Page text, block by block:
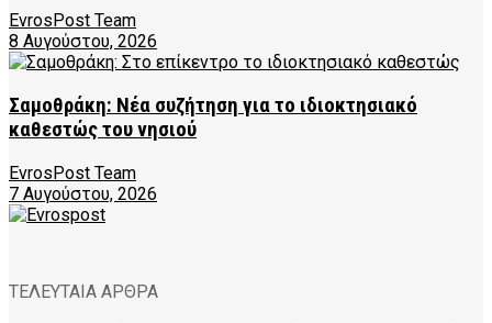
EvrosPost Team
8 Αυγούστου, 2026
Σαμοθράκη: Νέα συζήτηση για το ιδιοκτησιακό
καθεστώς του νησιού
EvrosPost Team
7 Αυγούστου, 2026
ΤΕΛΕΥΤΑΙΑ ΑΡΘΡΑ